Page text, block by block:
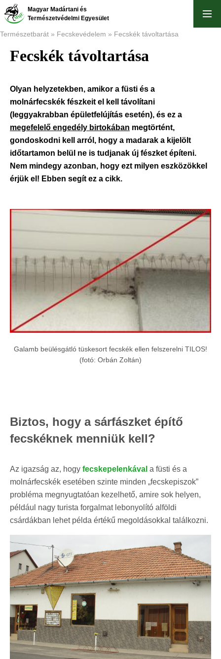
Ugrás
tartalomra
Magyar Madártani és
Természetvédelmi Egyesület
Morzsa
Természetbarát Fecskevédelem Fecskék távoltartása
Fecskék távoltartása
Olyan helyzetekben, amikor a füsti és a
molnárfecskék fészkeit el kell távolítani
(leggyakrabban épületfelújítás esetén), és ez a
megefelelő engedély birtokában megtörtént,
gondoskodni kell arról, hogy a madarak a kijelölt
időtartamon belül ne is tudjanak új fészket építeni.
Nem mindegy azonban, hogy ezt milyen eszközökkel
érjük el! Ebben segít ez a cikk.
Galamb beülésgátló tüskesort fecskék ellen felszerelni TILOS!
(fotó: Orbán Zoltán)
Biztos, hogy a sárfászket építő
fecskéknek menniük kell?
Az igazság az, hogy fecskepelenkával a füsti és a
molnárfecskék esetében szinte minden „fecskepiszok”
probléma megnyugtatóan kezelhető, amire sok helyen,
például nagy turista forgalmat lebonyolító alföldi
csárdákban lehet példa értékű megoldásokkal találkozni.